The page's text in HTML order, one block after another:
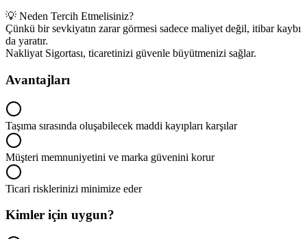
💡 Neden Tercih Etmelisiniz?
Çünkü bir sevkiyatın zarar görmesi sadece maliyet değil, itibar kaybı
da yaratır.
Nakliyat Sigortası, ticaretinizi güvenle büyütmenizi sağlar.
Avantajları
Taşıma sırasında oluşabilecek maddi kayıpları karşılar
Müşteri memnuniyetini ve marka güvenini korur
Ticari risklerinizi minimize eder
Kimler için uygun?